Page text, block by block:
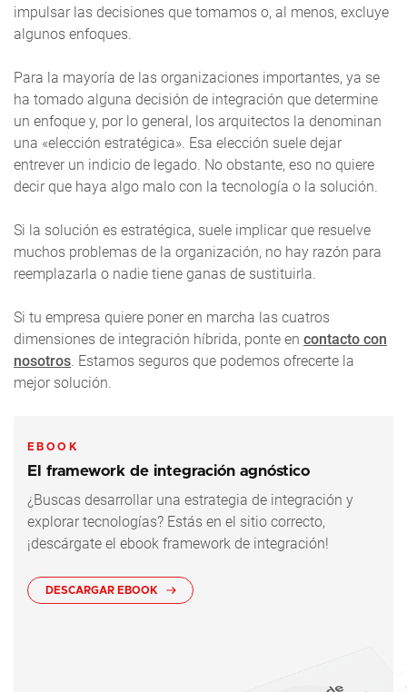
impulsar las decisiones que tomamos o, al menos, excluye
algunos enfoques.
Para la mayoría de las organizaciones importantes, ya se
ha tomado alguna decisión de integración que determine
un enfoque y, por lo general, los arquitectos la denominan
una «elección estratégica». Esa elección suele dejar
entrever un indicio de legado. No obstante, eso no quiere
decir que haya algo malo con la tecnología o la solución.
Si la solución es estratégica, suele implicar que resuelve
muchos problemas de la organización, no hay razón para
reemplazarla o nadie tiene ganas de sustituirla.
Si tu empresa quiere poner en marcha las cuatros
dimensiones de integración híbrida, ponte en contacto con
nosotros. Estamos seguros que podemos ofrecerte la
mejor solución.
EBOOK
El framework de integración agnóstico
¿Buscas desarrollar una estrategia de integración y
explorar tecnologías? Estás en el sitio correcto,
¡descárgate el ebook framework de integración!
DESCARGAR EBOOK